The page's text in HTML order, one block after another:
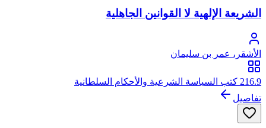
الشريعة الإلهية لا القوانين الجاهلية
الأشقر، عمر بن سليمان
216.9 كتب السياسة الشرعية والأحكام السلطانية
تفاصيل